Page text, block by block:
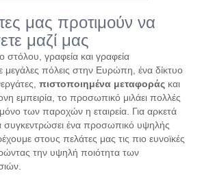
μας προτιμούν να
μαζί μας
στόλου, γραφεία και γραφεία
πόλεις στην Ευρώπη, ένα δίκτυο
πιστοποιημένα μεταφοράς και
εμπειρία, το προσωπικό μιλάει πολλές
των παροχών η εταιρεία. Για αρκετά
συγκεντρώσει ένα προσωπικό υψηλής
στους πελάτες μας τις πιο ευνοϊκές
την υψηλή ποιότητα των